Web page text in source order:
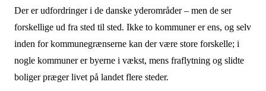
Der er udfordringer i de danske yderområder – men de ser
forskellige ud fra sted til sted. Ikke to kommuner er ens, og selv
inden for kommunegrænserne kan der være store forskelle; i
nogle kommuner er byerne i vækst, mens fraflytning og slidte
boliger præger livet på landet flere steder.